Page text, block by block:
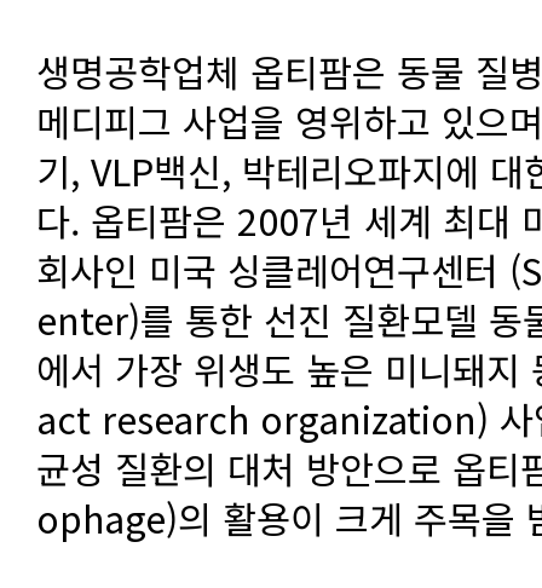
생명공학업체 옵티팜은 동물 질
메디피그 사업을 영위하고 있으
기, VLP백신, 박테리오파지에
다. 옵티팜은 2007년 세계 최
회사인 미국 싱클레어연구센터
enter)를 통한 선진 질환모델 동
에서 가장 위생도 높은 미니돼
act research organization) 사
균성 질환의 대처 방안으로 옵
ophage)의 활용이 크게 주목을